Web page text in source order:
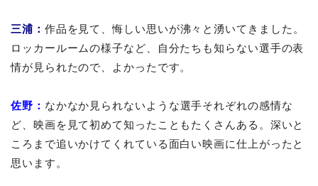
三浦： 作品を見て、悔しい思いが沸々と湧いてきました。
ロッカールームの様子など、自分たちも知らない選手の表
情が見られたので、よかったです。
佐野： なかなか見られないような選手それぞれの感情な
ど、映画を見て初めて知ったこともたくさんある。深いと
ころまで追いかけてくれている面白い映画に仕上がったと
思います。